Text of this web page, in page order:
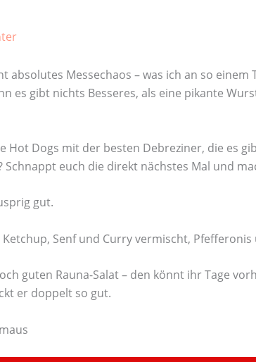
absolutes Messechaos – was ich an so einem
es gibt nichts Besseres, als eine pikante
Hot Dogs mit der besten Debreziner, die es
Schnappt euch die direkt nächstes Mal und
gut.
Ketchup, Senf und Curry vermischt,
guten Rauna-Salat – den könnt ihr Tage
er doppelt so gut.